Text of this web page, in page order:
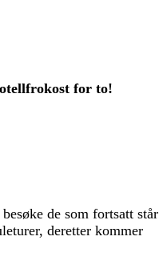
for to!
de som fortsatt står
deretter kommer